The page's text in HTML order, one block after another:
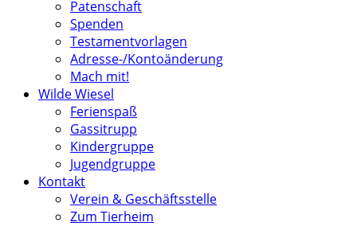
Patenschaft
Spenden
Testamentvorlagen
Adresse-/Kontoänderung
Mach mit!
Wilde Wiesel
Ferienspaß
Gassitrupp
Kindergruppe
Jugendgruppe
Kontakt
Verein & Geschäftsstelle
Zum Tierheim